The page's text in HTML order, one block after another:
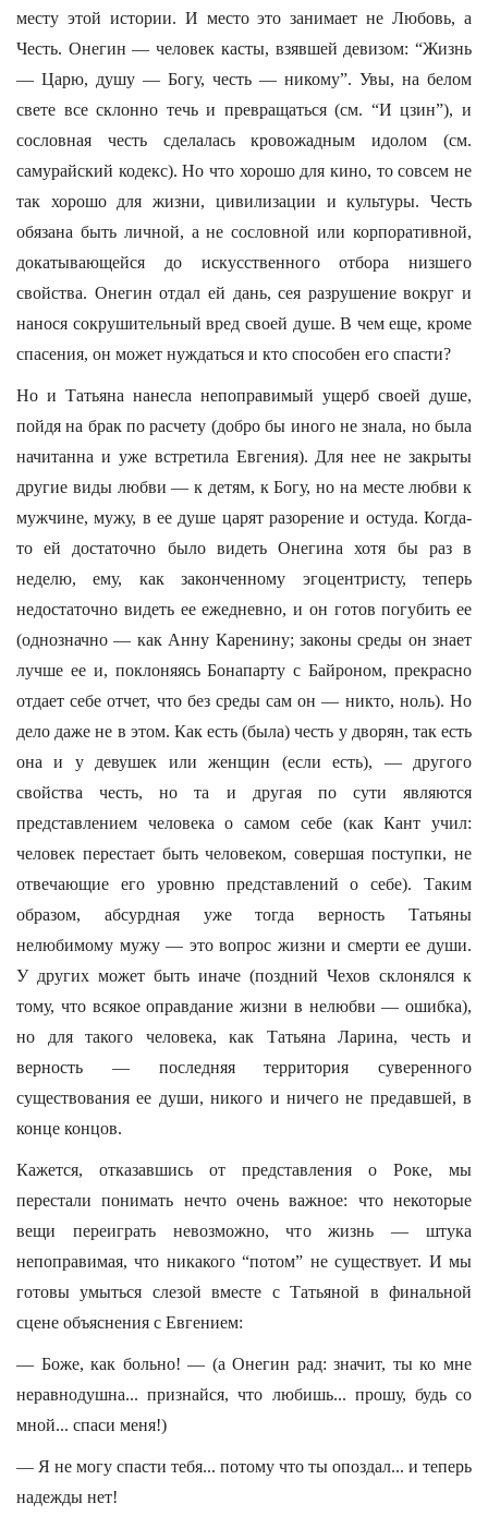
месту этой истории. И место это занимает не Любовь, а
Честь. Онегин — человек касты, взявшей девизом: “Жизнь
— Царю, душу — Богу, честь — никому”. Увы, на белом
свете все склонно течь и превращаться (см. “И цзин”), и
сословная честь сделалась кровожадным идолом (см.
самурайский кодекс). Но что хорошо для кино, то совсем не
так хорошо для жизни, цивилизации и культуры. Честь
обязана быть личной, а не сословной или корпоративной,
докатывающейся до искусственного отбора низшего
свойства. Онегин отдал ей дань, сея разрушение вокруг и
нанося сокрушительный вред своей душе. В чем еще, кроме
спасения, он может нуждаться и кто способен его спасти?
Но и Татьяна нанесла непоправимый ущерб своей душе,
пойдя на брак по расчету (добро бы иного не знала, но была
начитанна и уже встретила Евгения). Для нее не закрыты
другие виды любви — к детям, к Богу, но на месте любви к
мужчине, мужу, в ее душе царят разорение и остуда. Когда-
то ей достаточно было видеть Онегина хотя бы раз в
неделю, ему, как законченному эгоцентристу, теперь
недостаточно видеть ее ежедневно, и он готов погубить ее
(однозначно — как Анну Каренину; законы среды он знает
лучше ее и, поклоняясь Бонапарту с Байроном, прекрасно
отдает себе отчет, что без среды сам он — никто, ноль). Но
дело даже не в этом. Как есть (была) честь у дворян, так есть
она и у девушек или женщин (если есть), — другого
свойства честь, но та и другая по сути являются
представлением человека о самом себе (как Кант учил:
человек перестает быть человеком, совершая поступки, не
отвечающие его уровню представлений о себе). Таким
образом, абсурдная уже тогда верность Татьяны
нелюбимому мужу — это вопрос жизни и смерти ее души.
У других может быть иначе (поздний Чехов склонялся к
тому, что всякое оправдание жизни в нелюбви — ошибка),
но для такого человека, как Татьяна Ларина, честь и
верность — последняя территория суверенного
существования ее души, никого и ничего не предавшей, в
конце концов.
Кажется, отказавшись от представления о Роке, мы
перестали понимать нечто очень важное: что некоторые
вещи переиграть невозможно, что жизнь — штука
непоправимая, что никакого “потом” не существует. И мы
готовы умыться слезой вместе с Татьяной в финальной
сцене объяснения с Евгением:
— Боже, как больно! — (а Онегин рад: значит, ты ко мне
неравнодушна... признайся, что любишь... прошу, будь со
мной... спаси меня!)
— Я не могу спасти тебя... потому что ты опоздал... и теперь
надежды нет!